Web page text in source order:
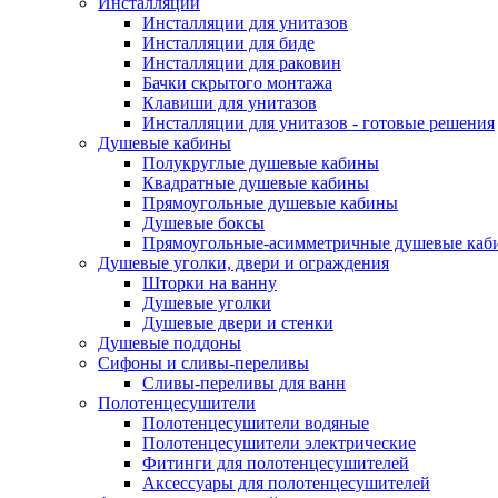
Инсталляции для унитазов
Инсталляции для биде
Инсталляции для раковин
Бачки скрытого монтажа
Клавиши для унитазов
Инсталляции для унитазов - готовые решения
Душевые кабины
Полукруглые душевые кабины
Квадратные душевые кабины
Прямоугольные душевые кабины
Душевые боксы
Прямоугольные-асимметричные душевые
Душевые уголки, двери и ограждения
Шторки на ванну
Душевые уголки
Душевые двери и стенки
Душевые поддоны
Сифоны и сливы-переливы
Сливы-переливы для ванн
Полотенцесушители
Полотенцесушители водяные
Полотенцесушители электрические
Фитинги для полотенцесушителей
Аксессуары для полотенцесушителей